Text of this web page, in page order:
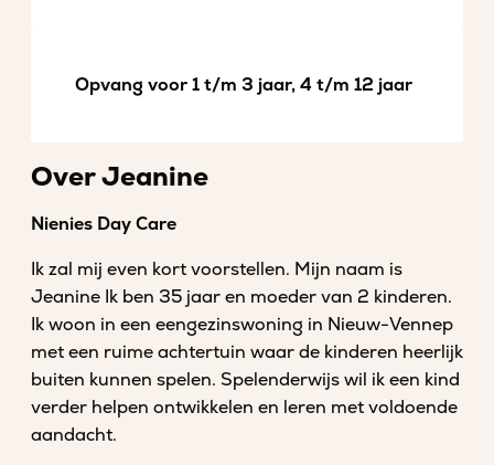
Opvang voor 1 t/m 3 jaar, 4 t/m 12 jaar
Over Jeanine
Nienies Day Care
Ik zal mij even kort voorstellen. Mijn naam is
Jeanine Ik ben 35 jaar en moeder van 2 kinderen.
Ik woon in een eengezinswoning in Nieuw-Vennep
met een ruime achtertuin waar de kinderen heerlijk
buiten kunnen spelen. Spelenderwijs wil ik een kind
verder helpen ontwikkelen en leren met voldoende
aandacht.